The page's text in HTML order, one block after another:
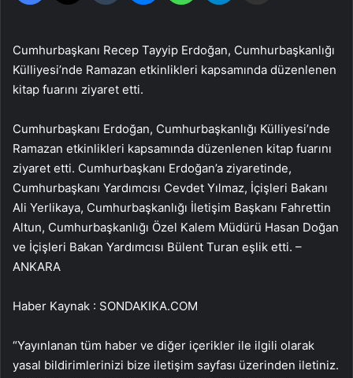
Cumhurbaşkanı Recep Tayyip Erdoğan, Cumhurbaşkanlığı
Külliyesi’nde Ramazan etkinlikleri kapsamında düzenlenen
kitap fuarını ziyaret etti.
Cumhurbaşkanı Erdoğan, Cumhurbaşkanlığı Külliyesi’nde
Ramazan etkinlikleri kapsamında düzenlenen kitap fuarını
ziyaret etti. Cumhurbaşkanı Erdoğan’a ziyaretinde,
Cumhurbaşkanı Yardımcısı Cevdet Yılmaz, İçişleri Bakanı
Ali Yerlikaya, Cumhurbaşkanlığı İletişim Başkanı Fahrettin
Altun, Cumhurbaşkanlığı Özel Kalem Müdürü Hasan Doğan
ve İçişleri Bakan Yardımcısı Bülent Turan eşlik etti. –
ANKARA
Haber Kaynak : SONDAKIKA.COM
“Yayınlanan tüm haber ve diğer içerikler ile ilgili olarak
yasal bildirimlerinizi bize iletişim sayfası üzerinden iletiniz.